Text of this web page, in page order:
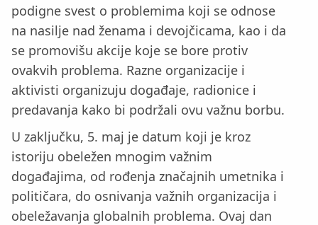
podigne svest o problemima koji se odnose
na nasilje nad ženama i devojčicama, kao i da
se promovišu akcije koje se bore protiv
ovakvih problema. Razne organizacije i
aktivisti organizuju događaje, radionice i
predavanja kako bi podržali ovu važnu borbu.
U zaključku, 5. maj je datum koji je kroz
istoriju obeležen mnogim važnim
događajima, od rođenja značajnih umetnika i
političara, do osnivanja važnih organizacija i
obeležavanja globalnih problema. Ovaj dan